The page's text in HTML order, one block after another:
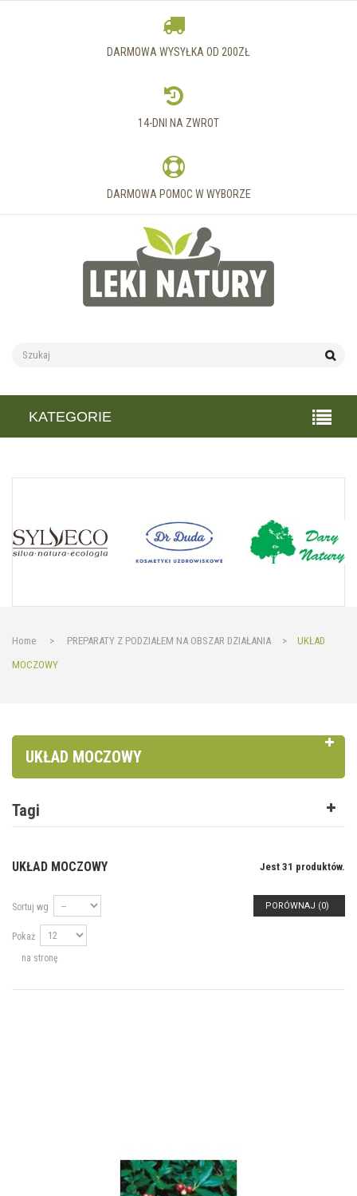
DARMOWA WYSYŁKA OD 200ZŁ
14-DNI NA ZWROT
DARMOWA POMOC W WYBORZE
KATEGORIE
Home > PREPARATY Z PODZIAŁEM NA OBSZAR DZIAŁANIA >
UKŁAD
MOCZOWY
UKŁAD MOCZOWY
Tagi
UKŁAD MOCZOWY Jest 31 produktów.
PORÓWNAJ (0)
Sortuj wg
Pokaż
na stronę